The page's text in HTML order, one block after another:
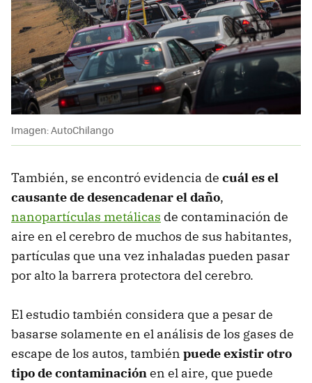
Imagen: AutoChilango
También, se encontró evidencia de cuál es el
causante de desencadenar el daño,
nanopartículas metálicas de contaminación de
aire en el cerebro de muchos de sus habitantes,
partículas que una vez inhaladas pueden pasar
por alto la barrera protectora del cerebro.
El estudio también considera que a pesar de
basarse solamente en el análisis de los gases de
escape de los autos, también puede existir otro
tipo de contaminación en el aire, que puede